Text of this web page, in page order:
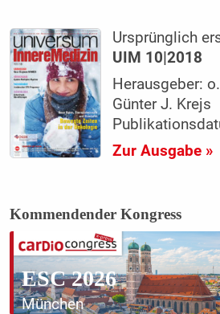
Ursprünglich
UIM 10|2018
Herausgeber:
Günter J. Krejs
Zur Ausgabe »
Kommendender Kongress
ESC 2026
München